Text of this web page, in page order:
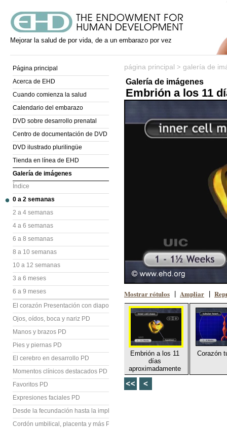
Mejorar la salud de por vida, de a un embarazo por vez
Página principal
Acerca de EHD
Cuando comienza la salud
Calendario del embarazo
DVD sobre desarrollo prenatal
Centro de documentación de DVD
DVD ilustrado plurilingüe
Tienda en línea de EHD
Galería de imágenes
Índice
0 a 2 semanas
2 a 4 semanas
4 a 6 semanas
6 a 8 semanas
8 a 10 semanas
10 a 12 semanas
3 a 6 meses
6 a 9 meses
El corazón Presentación con diapositivas (PD)
Ojos, oídos, boca y nariz PD
Manos y brazos PD
Pies y piernas PD
El cerebro en desarrollo PD
Momentos clínicos destacados PD
Favoritos PD
Expresiones faciales PD
Desde la fecundación hasta la implantación PD
Cordón umbilical, placenta y más PD
página principal > galería de
Galería de imágenes
Embrión a los 11
Mostrar rótulos Ampliar
Embrión a los 11
días
aproximadamente
Corazón